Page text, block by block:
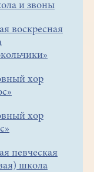
и звоны
воскресная
хор
хор
певческая
школа